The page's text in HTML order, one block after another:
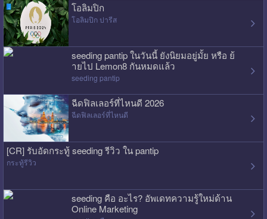
โอลิมปิก
โอลิมปิก ปารีส
seeding pantip ในวันนี้ ยังนิยมอยู่มั้ย หรือ ย้
ายไป Lemon8 กันหมดแล้ว
seeding pantip
ฉีดฟิลเลอร์ที่ไหนดี 2026
ฉีดฟิลเลอร์ที่ไหนดี
[CR] รับอัดกระทู้ seeding รีวิว ใน pantip
กระทู้รีวิว
seeding คือ อะไร? อัพเดทความรู้ใหม่ด้าน
Online Marketing